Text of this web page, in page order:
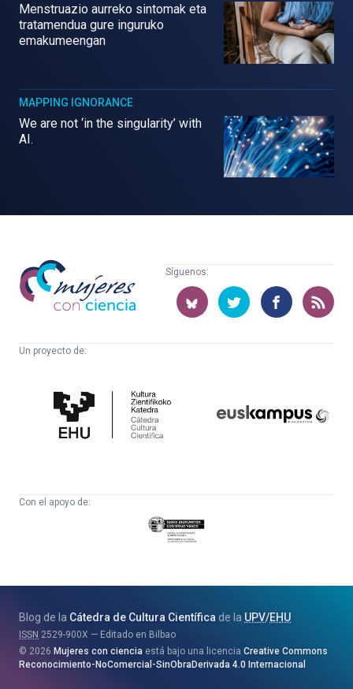
Menstruazio aurreko sintomak eta
tratamendua gure inguruko
emakumeengan
MAPPING IGNORANCE
We are not ‘in the singularity’ with
AI.
Mujeres
con
ciencia
Síguenos:
Un proyecto de:
Cultura
Científica
Con el apoyo de:
Eusko
Jaurlaritza
eta
Berrikuntza
Saila
Blog de la Cátedra de Cultura Científica de la UPV/EHU
ISSN 2529-900X
Editado en Bilbao
2026 Mujeres con ciencia está bajo una licencia Creative Commons
Reconocimiento-NoComercial-SinObraDerivada 4.0 Internacional